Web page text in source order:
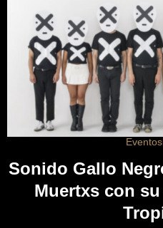
Eventos
Sonido Gallo
Muertxs con